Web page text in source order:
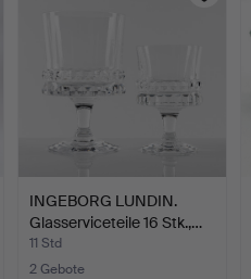
INGEBORG LUNDIN.
Glasserviceteile 16 Stk.,…
11 Std
2 Gebote